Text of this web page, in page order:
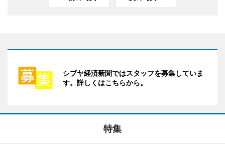
シブヤ経済新聞ではスタッフを募集していま
す。詳しくはこちらから。
特集